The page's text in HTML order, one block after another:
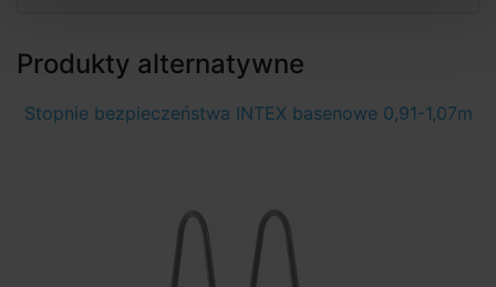
Produkty alternatywne
Stopnie bezpieczeństwa INTEX basenowe 0,91-1,07m